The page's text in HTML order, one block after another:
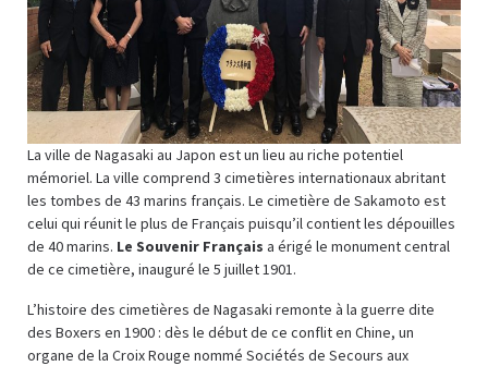
La ville de Nagasaki au Japon est un lieu au riche potentiel
mémoriel. La ville comprend 3 cimetières internationaux abritant
les tombes de 43 marins français. Le cimetière de Sakamoto est
celui qui réunit le plus de Français puisqu’il contient les dépouilles
de 40 marins. Le Souvenir Français a érigé le monument central
de ce cimetière, inauguré le 5 juillet 1901.
L’histoire des cimetières de Nagasaki remonte à la guerre dite
des Boxers en 1900 : dès le début de ce conflit en Chine, un
organe de la Croix Rouge nommé Sociétés de Secours aux